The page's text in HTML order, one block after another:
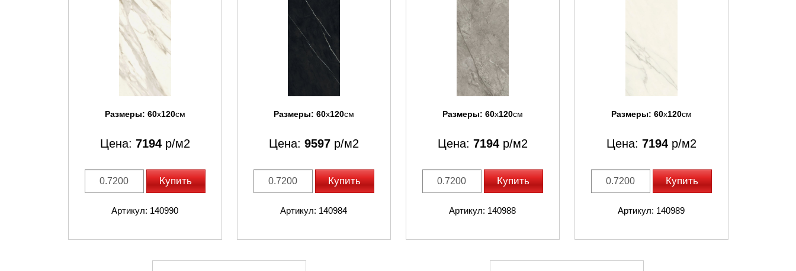
Размеры: 60x120см
Цена: 7194р/м2
Купить
Артикул: 140990
Размеры: 60x120см
Цена: 9597р/м2
Купить
Артикул: 140984
Размеры: 60x120см
Цена: 7194р/м2
Купить
Артикул: 140988
Размеры: 60x120см
Цена: 7194р/м2
Купить
Артикул: 140989